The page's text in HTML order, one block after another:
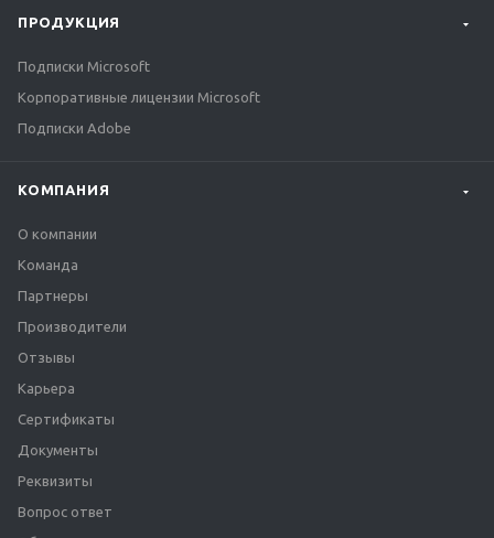
ПРОДУКЦИЯ
Подписки Microsoft
Корпоративные лицензии Microsoft
Подписки Adobe
КОМПАНИЯ
О компании
Команда
Партнеры
Производители
Отзывы
Карьера
Сертификаты
Документы
Реквизиты
Вопрос ответ